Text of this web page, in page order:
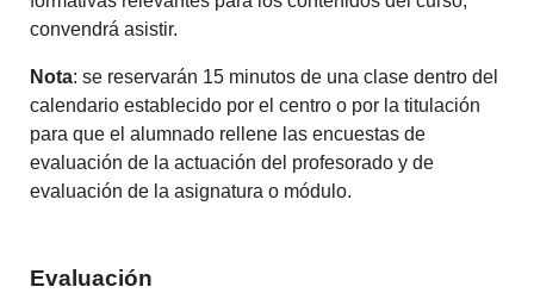
convendrá asistir.
Nota: se reservarán 15 minutos de una clase dentro del
calendario establecido por el centro o por la titulación
para que el alumnado rellene las encuestas de
evaluación de la actuación del profesorado y de
evaluación de la asignatura o módulo.
Evaluación